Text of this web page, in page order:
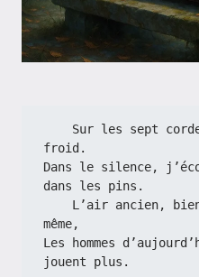
froid.
Dans le silence,
dans les pins.
même,
Les hommes
jouent plus.